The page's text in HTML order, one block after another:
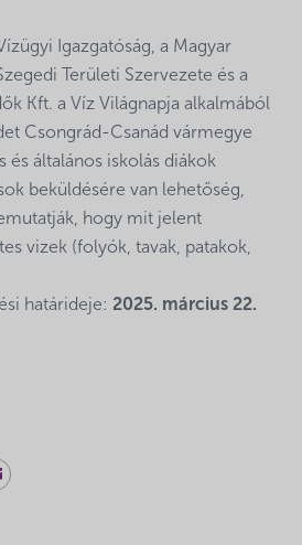
Igazgatóság, a Magyar
Területi Szervezete és a
Kft. a Víz Világnapja alkalmából
Csongrád-Csanád vármegye
és általános iskolás diákok
beküldésére van lehetőség,
hogy mit jelent
vizek (folyók, tavak, patakok,
határideje: 2025. március 22.